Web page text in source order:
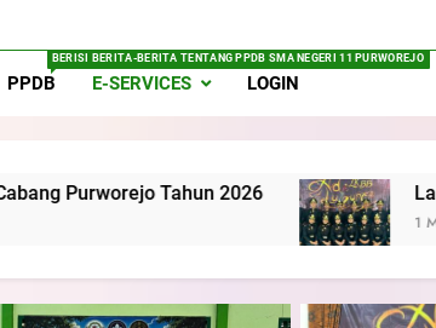
SMA Negeri 11 Purworejo: Membentuk Jiwa
Disiplin, dan Pengabdian Generasi
11 Purworejo& SMK Negeri 6 Purworejo:
PPDB
BERISI BERITA-BERITA TENTANG PPDB SMA NEGERI 11 PURWOREJO
E-SERVICES LOGIN
2026 Langkah Perdana yang
1 Month Ago